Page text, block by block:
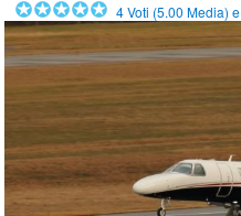
4Voti (5.00 Media) e